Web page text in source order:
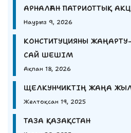
АРНАЛҒАН ПАТРИОТТЫҚ
ЖАС ҚАТЫСТЫ.
Наурыз 9, 2026
КОНСТИТУЦИЯНЫ
САЙ ШЕШІМ
Ақпан 18, 2026
ЩЕЛКУНЧИКТІҢ ЖАҢА
Желтоқсан 19, 2025
ТАЗА ҚАЗАҚСТАН